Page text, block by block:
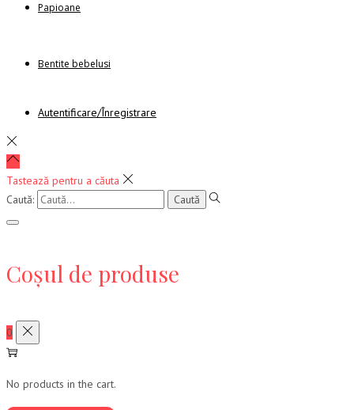
Papioane
Bentite bebelusi
Autentificare/Înregistrare
Tastează pentru a căuta
Caută:
Coșul de produse
0
No products in the cart.